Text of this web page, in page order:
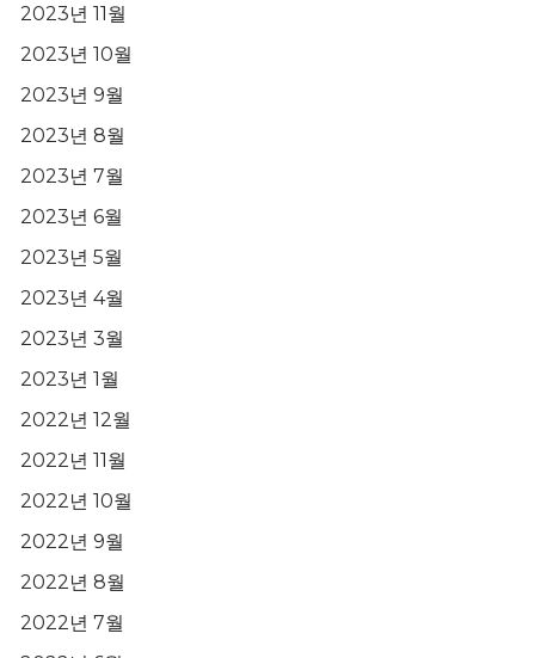
2023년 11월
2023년 10월
2023년 9월
2023년 8월
2023년 7월
2023년 6월
2023년 5월
2023년 4월
2023년 3월
2023년 1월
2022년 12월
2022년 11월
2022년 10월
2022년 9월
2022년 8월
2022년 7월